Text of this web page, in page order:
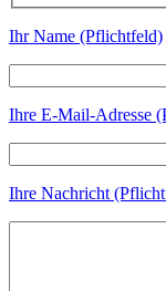
Ihr Name (Pflichtfeld)
Ihre E-Mail-Adresse
Ihre Nachricht